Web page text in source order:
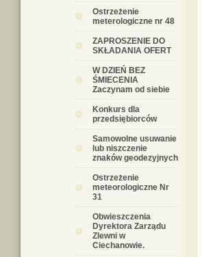
Ostrzeżenie
meterologiczne nr 48
ZAPROSZENIE DO
SKŁADANIA OFERT
W DZIEŃ BEZ
ŚMIECENIA
Zaczynam od siebie
Konkurs dla
przedsiębiorców
Samowolne usuwanie
lub niszczenie
znaków geodezyjnych
Ostrzeżenie
meteorologiczne Nr
31
Obwieszczenia
Dyrektora Zarządu
Zlewni w
Ciechanowie.